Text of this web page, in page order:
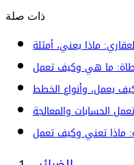
ذات صلة
ماذا يعني، أمثلة
ما هي وكيف تعمل
الحسابات والمعالجة
ماذا تعني وكيف تعمل